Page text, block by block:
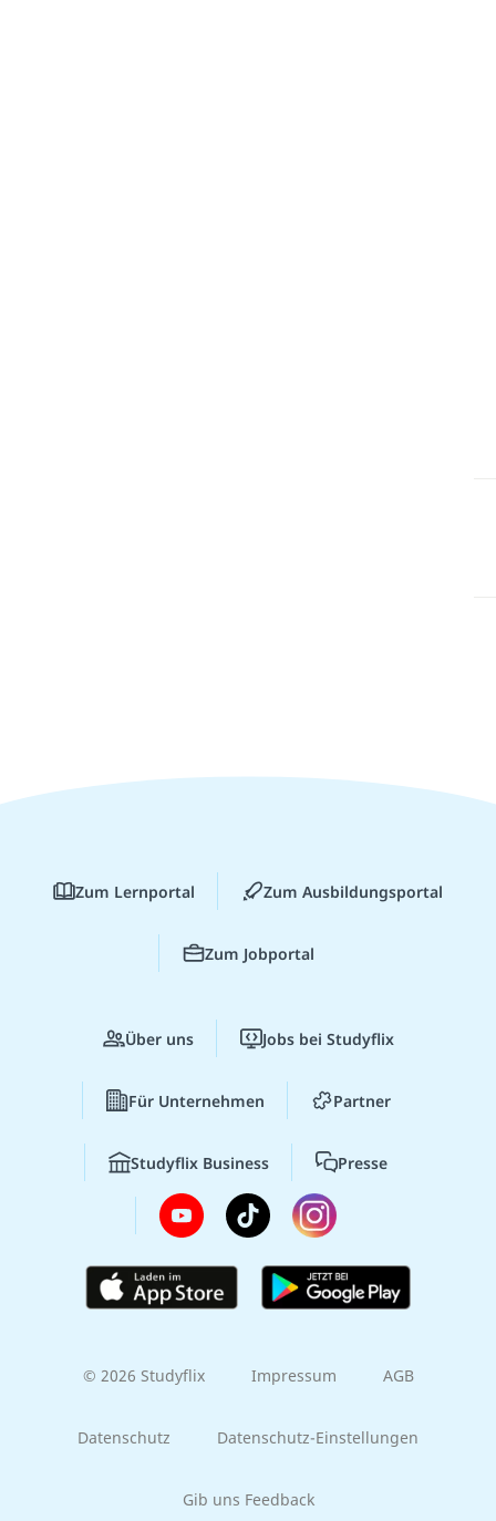
Zum Lernportal Zum Ausbildungsportal
Zum Jobportal
Über uns Jobs bei Studyflix
Für Unternehmen Partner
Studyflix Business Presse
© 2026 Studyflix Impressum AGB
Datenschutz Datenschutz-Einstellungen
Gib uns Feedback